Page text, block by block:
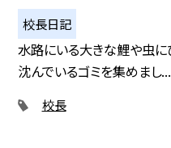
校長日記
水路にいる大きな鯉や虫に
沈んでいるゴミを集めまし...
校長